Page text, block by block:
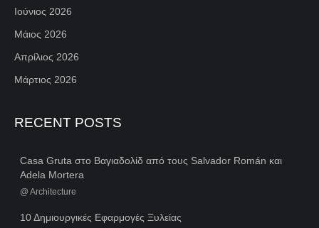
Ιούνιος 2026
Μάιος 2026
Απρίλιος 2026
Μάρτιος 2026
RECENT POSTS
Casa Gruta στο Βαγιαδολίδ από τους Salvador Román και
Adela Mortera
@ Architecture
10 Δημιουργικές Εφαρμογές Ξυλείας